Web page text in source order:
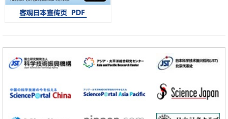
果转化
科学研究
苍白球外节部体积增大
科学研究
化，研发出面向单细胞质谱成像的新技术
科学研究
基础设施